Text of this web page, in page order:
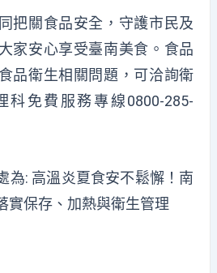
把關食品安全，守護市民及
家安心享受臺南美食。食品
品衛生相關問題，可洽詢衛
科免費服務專線0800-285-
為: 高溫炎夏食安不鬆懈！南
實保存、加熱與衛生管理